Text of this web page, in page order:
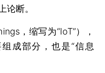
论断。
，缩写为“IoT”），
成部分，也是“信息